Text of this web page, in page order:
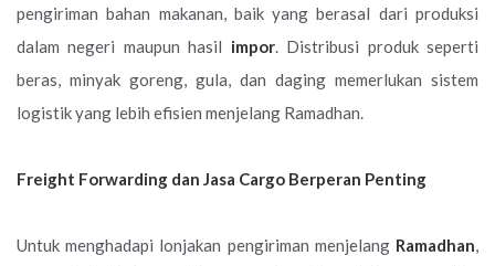
pengiriman bahan makanan, baik yang berasal dari produksi
dalam negeri maupun hasil impor. Distribusi produk seperti
beras, minyak goreng, gula, dan daging memerlukan sistem
logistik yang lebih efisien menjelang Ramadhan.
Freight Forwarding dan Jasa Cargo Berperan Penting
Untuk menghadapi lonjakan pengiriman menjelang Ramadhan,